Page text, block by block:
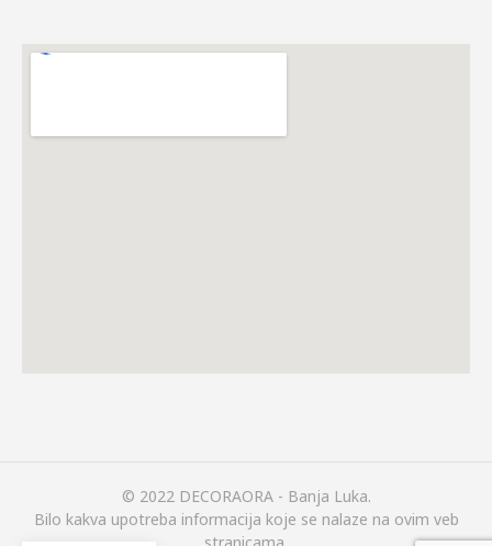
© 2022 DECORAORA - Banja Luka.
Bilo kakva upotreba informacija koje se nalaze na ovim veb